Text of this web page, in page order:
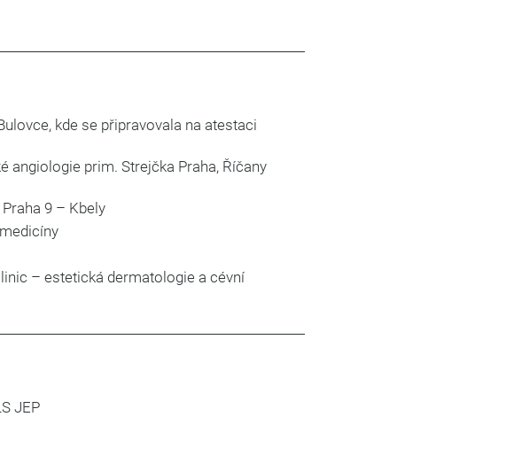
kde se připravovala na atestaci
angiologie prim. Strejčka Praha, Říčany
9 – Kbely
– estetická dermatologie a cévní
JEP